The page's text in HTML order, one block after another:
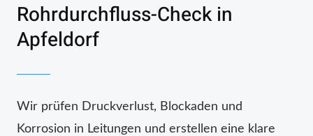
Rohrdurchfluss-Check in
Apfeldorf
Wir prüfen Druckverlust, Blockaden und
Korrosion in Leitungen und erstellen eine klare